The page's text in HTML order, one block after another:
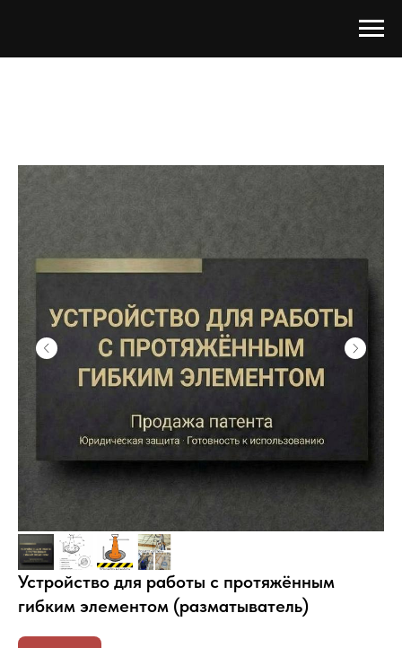
Устройство для работы с протяжённым
гибким элементом (разматыватель)